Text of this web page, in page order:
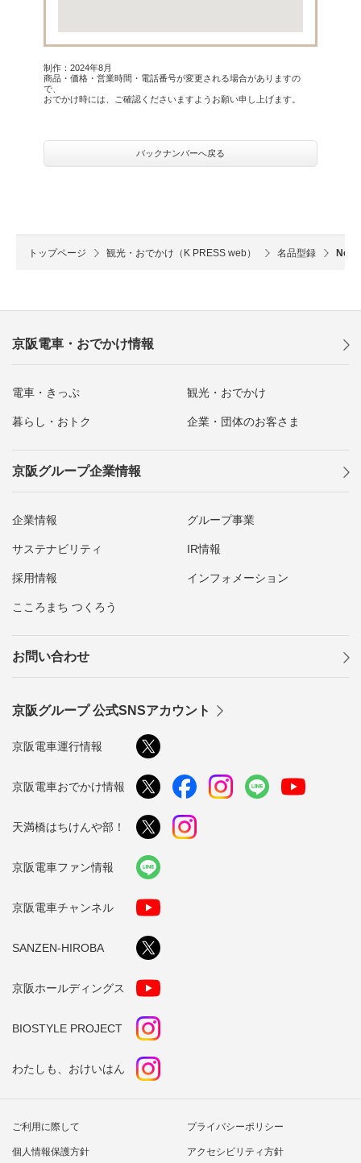
制作：2024年8月
商品・価格・営業時間・電話番号が変更される場合がありますの
で、
おでかけ時には、ご確認くださいますようお願い申し上げます。
バックナンバーへ戻る
トップページ 観光・おでかけ（K PRESS web） 名品型録
京阪電車・おでかけ情報
電車・きっぷ 観光・おでかけ
暮らし・おトク 企業・団体のお客さま
京阪グループ企業情報
企業情報 グループ事業
サステナビリティ IR情報
採用情報 インフォメーション
こころまち つくろう
お問い合わせ
京阪グループ 公式SNSアカウント
京阪電車運行情報
京阪電車おでかけ情報
天満橋はちけんや部！
京阪電車ファン情報
京阪電車チャンネル
SANZEN-HIROBA
京阪ホールディングス
BIOSTYLE PROJECT
わたしも、おけいはん
ご利用に際して プライバシーポリシー
個人情報保護方針 アクセシビリティ方針